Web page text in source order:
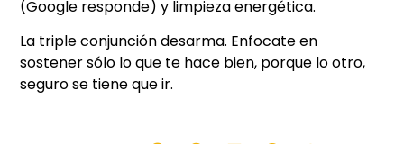
(Google responde) y limpieza energética.
La triple conjunción desarma. Enfocate en
sostener sólo lo que te hace bien, porque lo otro,
seguro se tiene que ir.